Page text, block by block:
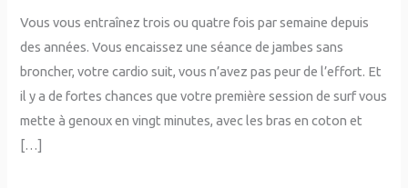
Vous vous entraînez trois ou quatre fois par semaine depuis
des années. Vous encaissez une séance de jambes sans
broncher, votre cardio suit, vous n’avez pas peur de l’effort. Et
il y a de fortes chances que votre première session de surf vous
mette à genoux en vingt minutes, avec les bras en coton et
[…]